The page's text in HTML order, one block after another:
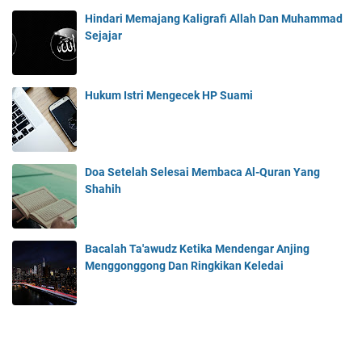
Hindari Memajang Kaligrafi Allah Dan Muhammad
Sejajar
Hukum Istri Mengecek HP Suami
Doa Setelah Selesai Membaca Al-Quran Yang
Shahih
Bacalah Ta'awudz Ketika Mendengar Anjing
Menggonggong Dan Ringkikan Keledai